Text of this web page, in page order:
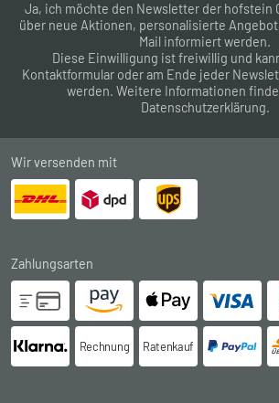
Ja, ich möchte den Newsletter der hofstein
über neue Aktionen, personalisierte
Mail informiert werden.
Diese Einwilligung ist freiwillig und
Kontaktformular oder am Ende jeder
werden. Weitere Informationen
Datenschutzerklärung.
Wir versenden mit
Zahlungsarten
Rechnung Ratenkauf